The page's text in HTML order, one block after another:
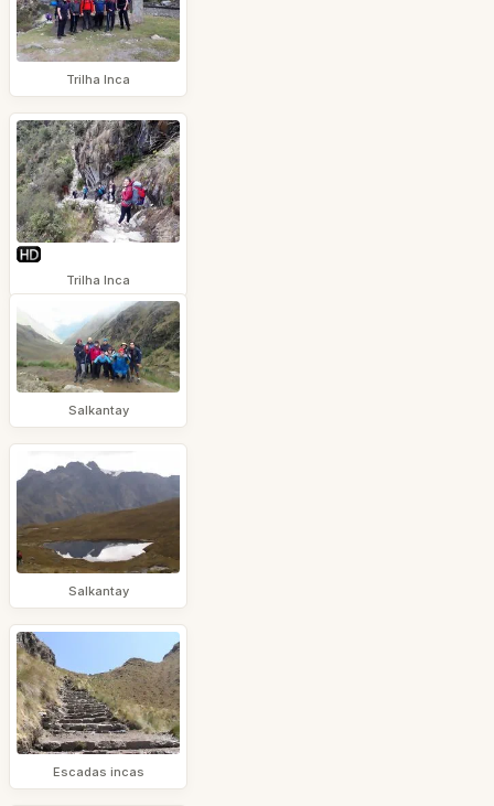
Trilha Inca
Trilha Inca
Salkantay
Salkantay
Escadas incas